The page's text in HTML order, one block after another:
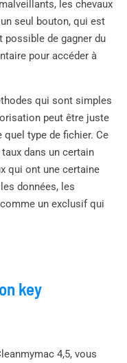
les chevaux
seul bouton, qui est
de gagner du
pour accéder à
qui sont simples
peut être juste
quel type de fichier. Ce
dans un certain
qui ont une certaine
données, les
un exclusif qui
key
4,5, vous